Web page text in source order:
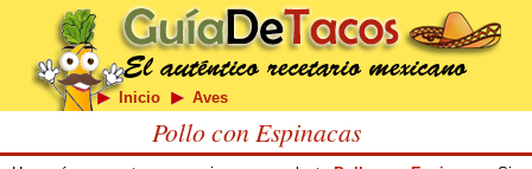
Inicio Aves
Pollo con Espinacas